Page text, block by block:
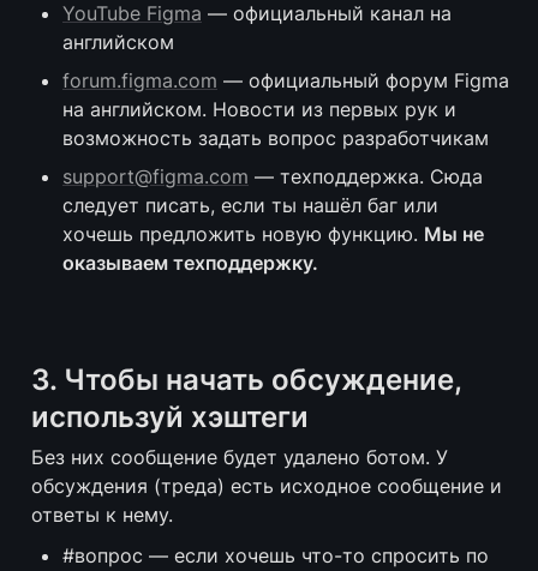
YouTube Figma — официальный канал на
английском
forum.figma.com — официальный форум Figma
на английском. Новости из первых рук и
возможность задать вопрос разработчикам
support@figma.com — техподдержка. Сюда
следует писать, если ты нашёл баг или
хочешь предложить новую функцию. Мы не
оказываем техподдержку.
3. Чтобы начать обсуждение,
используй хэштеги
Без них сообщение будет удалено ботом. У
обсуждения (треда) есть исходное сообщение и
ответы к нему.
#вопрос — если хочешь что-то спросить по